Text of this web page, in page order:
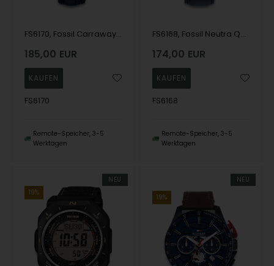
FS6170, Fossil Carraway Quartz Herre m/rem
185,00 EUR
FS6170
Remote-Speicher, 3-5
Werktagen
FS6168, Fossil Neutra Quartz Herre m/rem
174,00 EUR
FS6168
Remote-Speicher, 3-5
Werktagen
NEU
19%
NEU
19%